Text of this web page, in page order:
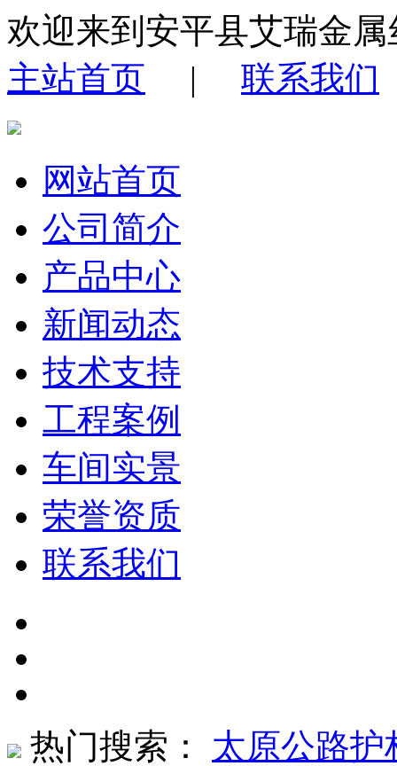
欢迎来到安平县艾瑞金
主站首页 | 联系我们
网站首页
公司简介
产品中心
新闻动态
技术支持
工程案例
车间实景
荣誉资质
联系我们
热门搜索： 太原公路护